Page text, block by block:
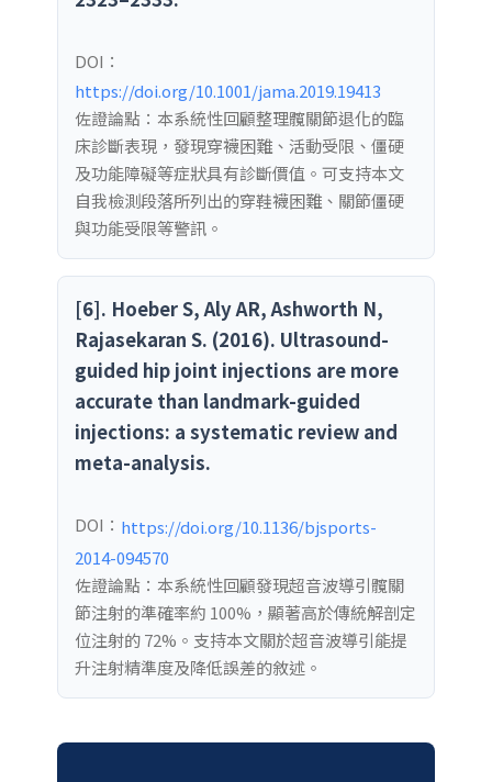
DOI：
https://doi.org/10.1001/jama.2019.19413
佐證論點：本系統性回顧整理髖關節退化的臨
床診斷表現，發現穿襪困難、活動受限、僵硬
及功能障礙等症狀具有診斷價值。可支持本文
自我檢測段落所列出的穿鞋襪困難、關節僵硬
與功能受限等警訊。
[6]. Hoeber S, Aly AR, Ashworth N,
Rajasekaran S. (2016). Ultrasound-
guided hip joint injections are more
accurate than landmark-guided
injections: a systematic review and
meta-analysis.
DOI： https://doi.org/10.1136/bjsports-
2014-094570
佐證論點：本系統性回顧發現超音波導引髖關
節注射的準確率約 100%，顯著高於傳統解剖定
位注射的 72%。支持本文關於超音波導引能提
升注射精準度及降低誤差的敘述。